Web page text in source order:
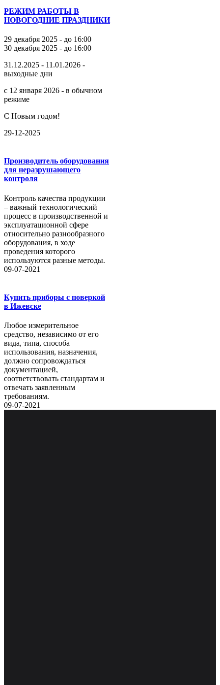
РЕЖИМ РАБОТЫ В
НОВОГОДНИЕ ПРАЗДНИКИ
29 декабря 2025 - до 16:00
30 декабря 2025 - до 16:00
31.12.2025 - 11.01.2026 -
выходные дни
с 12 января 2026 - в обычном
режиме
С Новым годом!
29-12-2025
Производитель оборудования
для неразрушающего
контроля
Контроль качества продукции
– важный технологический
процесс в производственной и
эксплуатационной сфере
относительно разнообразного
оборудования, в ходе
проведения которого
используются разные методы.
09-07-2021
Купить приборы с поверкой
в Ижевске
Любое измерительное
средство, независимо от его
вида, типа, способа
использования, назначения,
должно сопровождаться
документацией,
соответствовать стандартам и
отвечать заявленным
требованиям.
09-07-2021